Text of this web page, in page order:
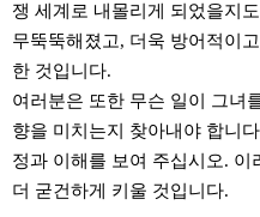
쟁 세계로 내몰리게 되었을지
무뚝뚝해졌고, 더욱 방어적이
한 것입니다.
여러분은 또한 무슨 일이 그녀
향을 미치는지 찾아내야 합니
정과 이해를 보여 주십시오.
더 굳건하게 키울 것입니다.